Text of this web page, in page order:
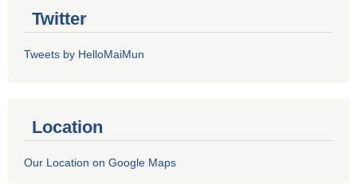
Twitter
Tweets by HelloMaiMun
Location
Our Location on Google Maps